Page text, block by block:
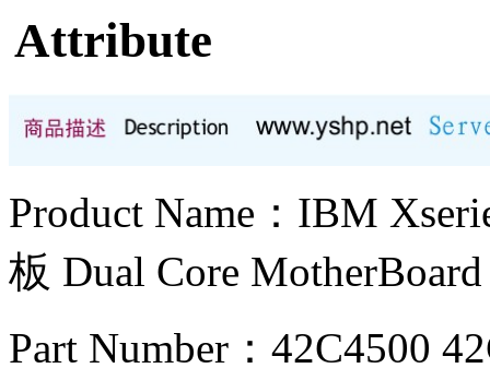
Attribute
Product Name：IBM
板 Dual Core MotherBoard
Part Number：42C4500